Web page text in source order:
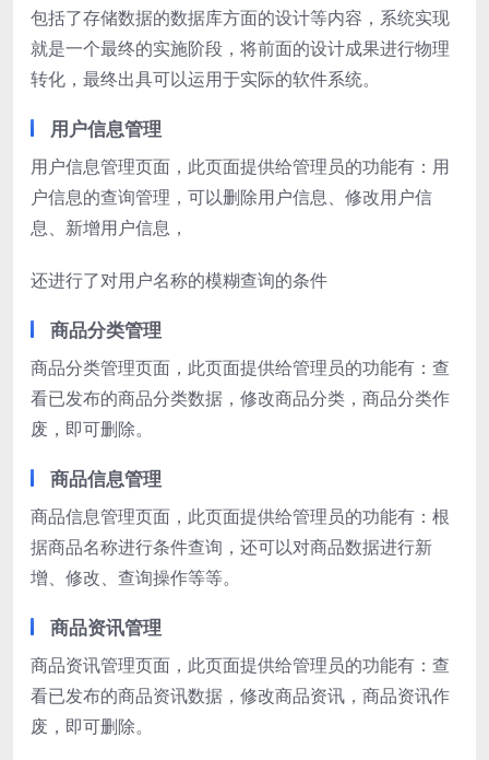
包括了存储数据的数据库方面的设计等内容，系统实现
就是一个最终的实施阶段，将前面的设计成果进行物理
转化，最终出具可以运用于实际的软件系统。
用户信息管理
用户信息管理页面，此页面提供给管理员的功能有：用
户信息的查询管理，可以删除用户信息、修改用户信
息、新增用户信息，
还进行了对用户名称的模糊查询的条件
商品分类管理
商品分类管理页面，此页面提供给管理员的功能有：查
看已发布的商品分类数据，修改商品分类，商品分类作
废，即可删除。
商品信息管理
商品信息管理页面，此页面提供给管理员的功能有：根
据商品名称进行条件查询，还可以对商品数据进行新
增、修改、查询操作等等。
商品资讯管理
商品资讯管理页面，此页面提供给管理员的功能有：查
看已发布的商品资讯数据，修改商品资讯，商品资讯作
废，即可删除。